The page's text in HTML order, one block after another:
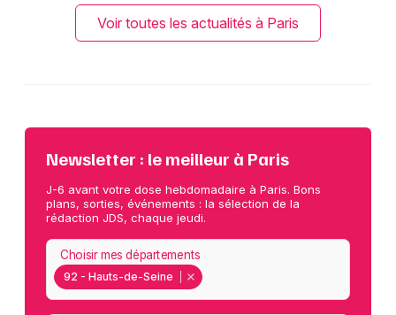
Voir toutes les actualités à Paris
Newsletter : le meilleur à Paris
J-6 avant votre dose hebdomadaire à Paris. Bons
plans, sorties, événements : la sélection de la
rédaction JDS, chaque jeudi.
92 - Hauts-de-Seine
Choisir mes départements